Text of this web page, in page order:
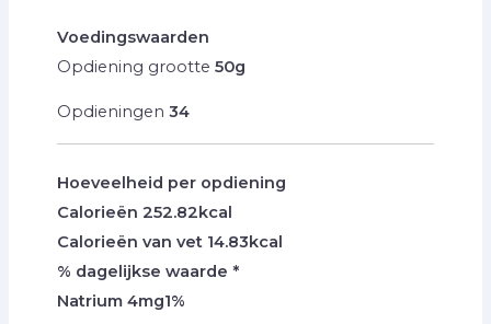
Voedingswaarden
Opdiening grootte 50g
Opdieningen 34
Hoeveelheid per opdiening
Calorieën 252.82kcal
Calorieën van vet 14.83kcal
% dagelijkse waarde *
Natrium 4mg1%